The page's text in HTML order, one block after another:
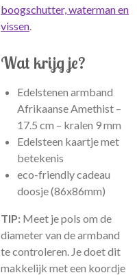
boogschutter, waterman en
vissen.
Wat krijg je?
Edelstenen armband
Afrikaanse Amethist –
17.5 cm – kralen 9 mm
Edelsteen kaartje met
betekenis
eco-friendly cadeau
doosje (86x86mm)
TIP: Meet je pols om de
diameter van de armband
te controleren. Je doet dit
makkelijk met een koordje